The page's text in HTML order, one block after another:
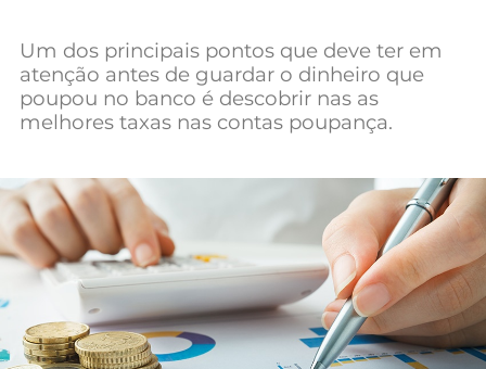
Negócios
Mundial 2026
Um dos principais pontos que deve ter em
atenção antes de guardar o dinheiro que
poupou no banco é descobrir nas as
melhores taxas nas contas poupança.